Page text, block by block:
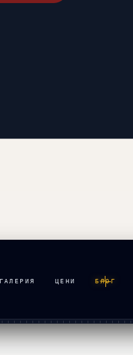
ГАЛЕРИЯ ЦЕНИ БЛОГ